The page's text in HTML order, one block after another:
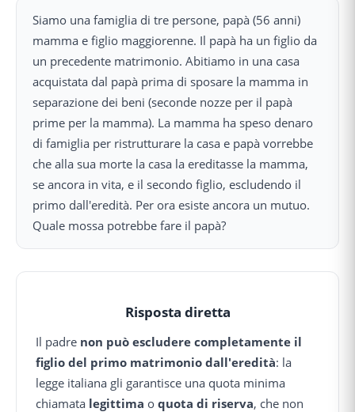
Siamo una famiglia di tre persone, papà (56 anni)
mamma e figlio maggiorenne. Il papà ha un figlio da
un precedente matrimonio. Abitiamo in una casa
acquistata dal papà prima di sposare la mamma in
separazione dei beni (seconde nozze per il papà
prime per la mamma). La mamma ha speso denaro
di famiglia per ristrutturare la casa e papà vorrebbe
che alla sua morte la casa la ereditasse la mamma,
se ancora in vita, e il secondo figlio, escludendo il
primo dall'eredità. Per ora esiste ancora un mutuo.
Quale mossa potrebbe fare il papà?
Risposta diretta
Il padre non può escludere completamente il
figlio del primo matrimonio dall'eredità: la
legge italiana gli garantisce una quota minima
chiamata legittima o quota di riserva, che non